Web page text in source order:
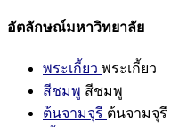
อัตลักษณ์มหาวิทยาลัย
พระเกี้ยว พระเกี้ยว
สีชมพู สีชมพู
ต้นจามจุรี ต้นจามจุรี